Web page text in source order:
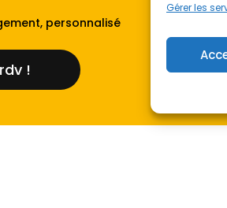
Gérer les
personnalisé
!